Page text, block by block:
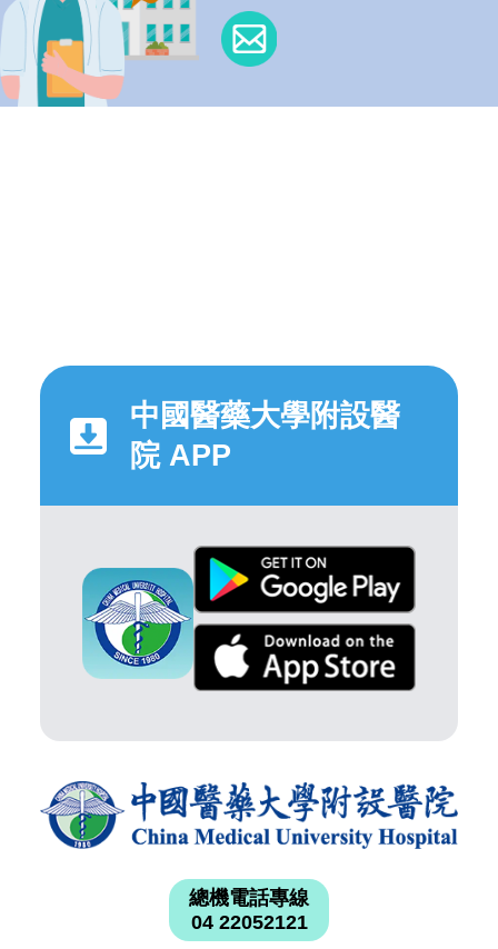
中國醫藥大學附設醫
院 APP
總機電話專線
04 22052121